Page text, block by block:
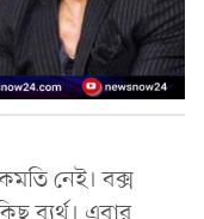
নেই। বক্স